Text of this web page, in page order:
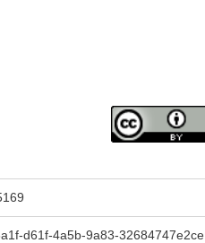
d61f-4a5b-9a83-32684747e2ce